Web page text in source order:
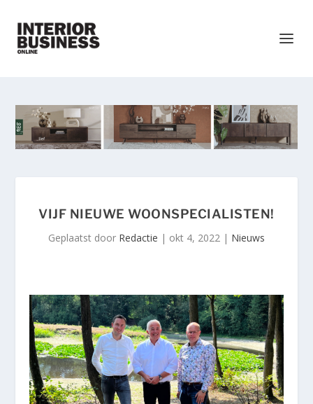
VIJF NIEUWE WOONSPECIALISTEN!
Geplaatst door Redactie | okt 4, 2022 | Nieuws